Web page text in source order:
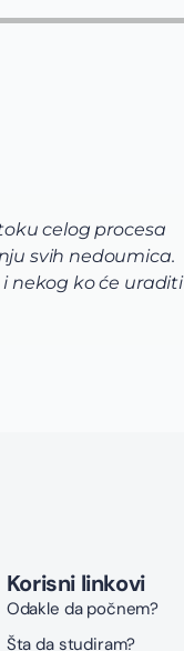
celog procesa
svih nedoumica.
nekog ko će uraditi
Korisni linkovi
Odakle da počnem?
Šta da studiram?